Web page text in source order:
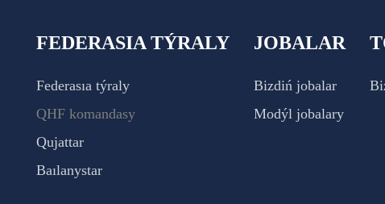
FEDERASIA TÝRALY
Federasıa týraly
QHF komandasy
Qujattar
Baılanystar
JOBALAR
Bizdiń jobalar
Modýl jobalary